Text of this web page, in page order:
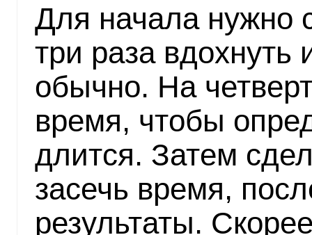
Для начала нужно
три раза вдохнуть
обычно. На
время, чтобы
длится. Затем
засечь время,
результаты.